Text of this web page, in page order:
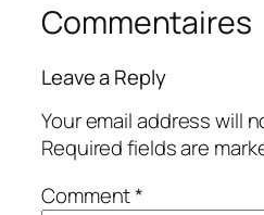
Commentaires
Leave a Reply
Your email address will
Required fields are
Comment*